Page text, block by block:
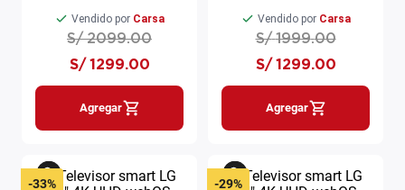
plateado
Vendido por Carsa
S/ 2099.00
S/ 1299.00
Agregar
Vendido por Carsa
S/ 1999.00
S/ 1299.00
Agregar
-33% -29%